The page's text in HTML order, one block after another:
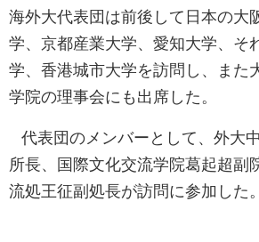
海外大代表団は前後して日本の大
学、京都産業大学、愛知大学、そ
学、香港城市大学を訪問し、また
学院の理事会にも出席した。
代表団のメンバーとして、外大
所長、国際文化交流学院葛起超副
流処王征副処長が訪問に参加した。